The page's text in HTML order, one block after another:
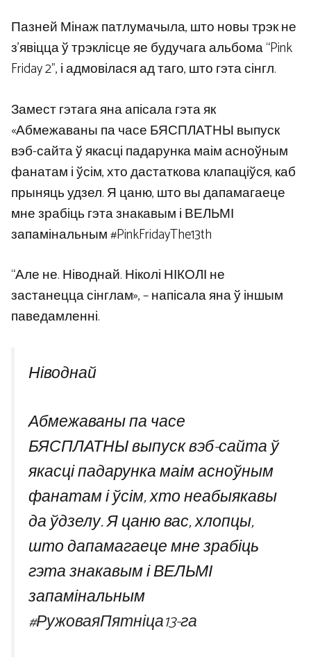
Пазней Мінаж патлумачыла, што новы трэк не
з’явіцца ў трэклісце яе будучага альбома “Pink
Friday 2”, і адмовілася ад таго, што гэта сінгл.
Замест гэтага яна апісала гэта як
«Абмежаваны па часе БЯСПЛАТНЫ выпуск
вэб-сайта ў якасці падарунка маім асноўным
фанатам і ўсім, хто дастаткова клапаціўся, каб
прыняць удзел. Я цаню, што вы дапамагаеце
мне зрабіць гэта знакавым і ВЕЛЬМІ
запамінальным #PinkFridayThe13th
“Але не. Ніводнай. Ніколі НІКОЛІ не
застанецца сінглам», – напісала яна ў іншым
паведамленні.
Ніводнай
Абмежаваны па часе
БЯСПЛАТНЫ выпуск вэб-сайта ў
якасці падарунка маім асноўным
фанатам і ўсім, хто неабыякавы
да ўдзелу. Я цаню вас, хлопцы,
што дапамагаеце мне зрабіць
гэта знакавым і ВЕЛЬМІ
запамінальным
#РужоваяПятніца13-га